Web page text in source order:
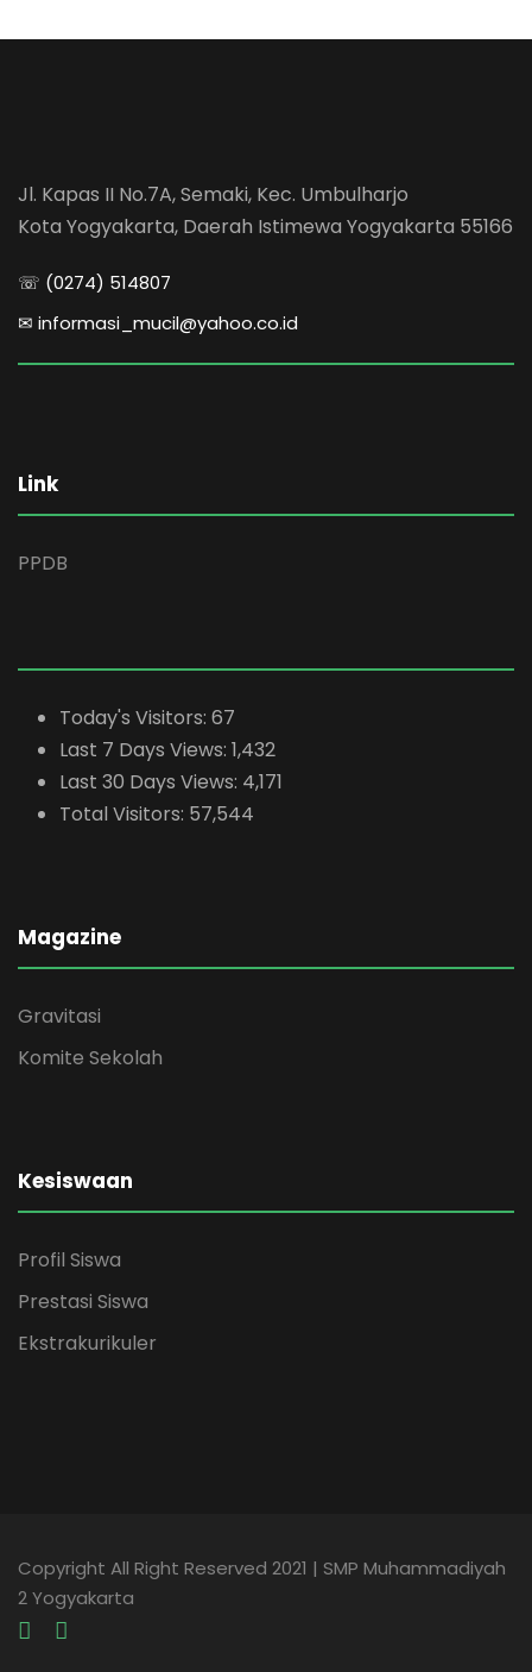
Jl. Kapas II No.7A, Semaki, Kec. Umbulharjo
Kota Yogyakarta, Daerah Istimewa Yogyakarta 55166
☏ (0274) 514807
✉ informasi_mucil@yahoo.co.id
Link
PPDB
Today's Visitors: 67
Last 7 Days Views: 1,432
Last 30 Days Views: 4,171
Total Visitors: 57,544
Magazine
Gravitasi
Komite Sekolah
Kesiswaan
Profil Siswa
Prestasi Siswa
Ekstrakurikuler
Copyright All Right Reserved 2021 | SMP Muhammadiyah
2 Yogyakarta